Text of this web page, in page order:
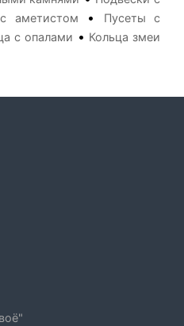
аметистом •
Пусеты с
с опалами • Кольца змеи